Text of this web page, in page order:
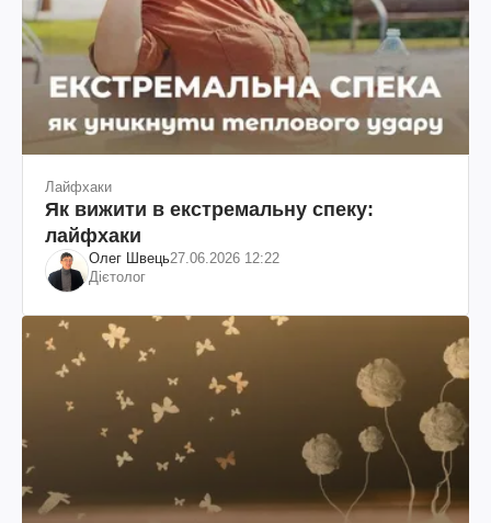
Лайфхаки
Як вижити в екстремальну спеку:
лайфхаки
Олег Швець27.06.2026 12:22
Дієтолог